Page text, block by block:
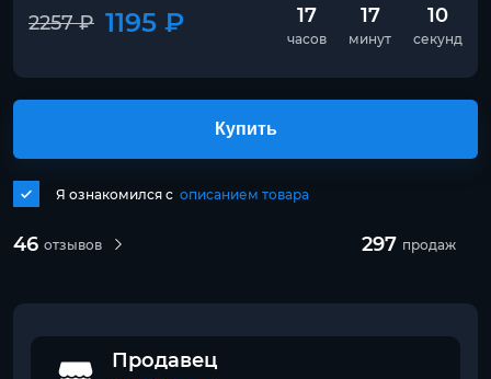
2257 ₽ 1195 ₽ 17
часов
17
минут
10
секунд
46 отзывов 297 продаж
Я ознакомился с описанием товара
Купить
Продавец